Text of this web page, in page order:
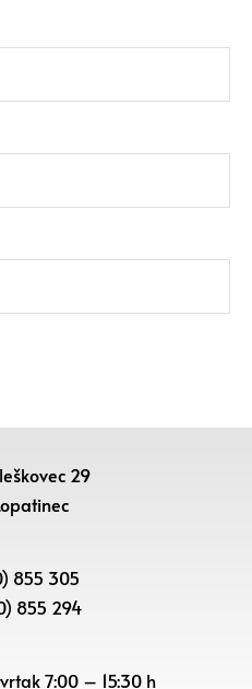
29
855 305
855 294
7:00 – 15:30 h